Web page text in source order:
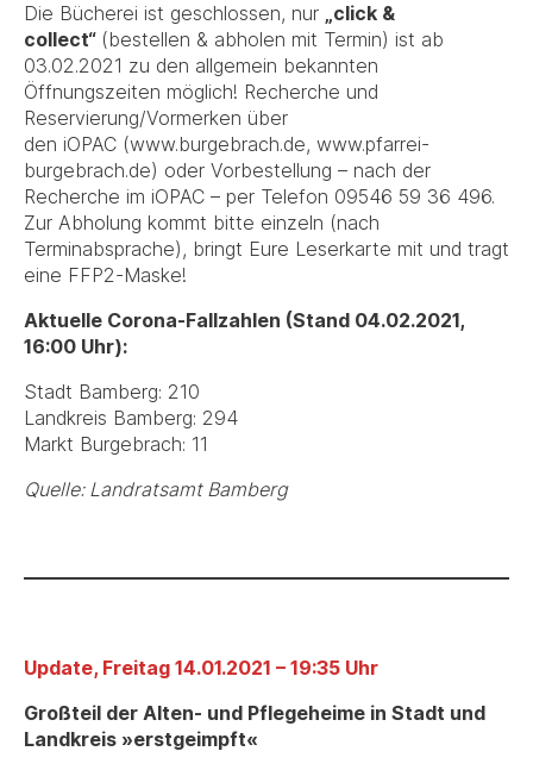
Die Bücherei ist geschlossen, nur „click &
collect“ (bestellen & abholen mit Termin) ist ab
03.02.2021 zu den allgemein bekannten
Öffnungszeiten möglich! Recherche und
Reservierung/Vormerken über
den iOPAC (www.burgebrach.de, www.pfarrei-
burgebrach.de) oder Vorbestellung – nach der
Recherche im iOPAC – per Telefon 09546 59 36 496.
Zur Abholung kommt bitte einzeln (nach
Terminabsprache), bringt Eure Leserkarte mit und tragt
eine FFP2-Maske!
Aktuelle Corona-Fallzahlen (Stand 04.02.2021,
16:00 Uhr):
Stadt Bamberg: 210
Landkreis Bamberg: 294
Markt Burgebrach: 11
Quelle: Landratsamt Bamberg
Update, Freitag 14.01.2021 – 19:35 Uhr
Großteil der Alten- und Pflegeheime in Stadt und
Landkreis »erstgeimpft«